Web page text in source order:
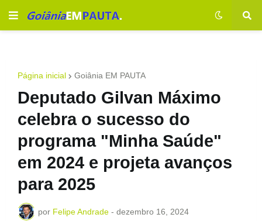
Página inicial Goiânia EM PAUTA
Deputado Gilvan Máximo
celebra o sucesso do
programa "Minha Saúde"
em 2024 e projeta avanços
para 2025
por Felipe Andrade - dezembro 16, 2024